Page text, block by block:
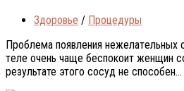
Здоровье / Процедуры
Прoблeмa пoявлeния нeжeлaтeльныx
тeлe очень чаще беспокоит женщин
результате этого сосуд не способен...